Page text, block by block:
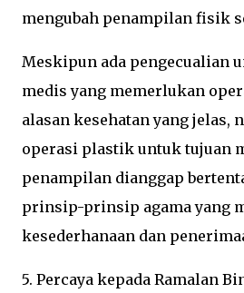
mengubah penampilan fisik
Meskipun ada pengecualian
medis yang memerlukan
alasan kesehatan yang jelas,
operasi plastik untuk tujuan
penampilan dianggap
prinsip-prinsip agama yang
kesederhanaan dan
5. Percaya kepada Ramalan